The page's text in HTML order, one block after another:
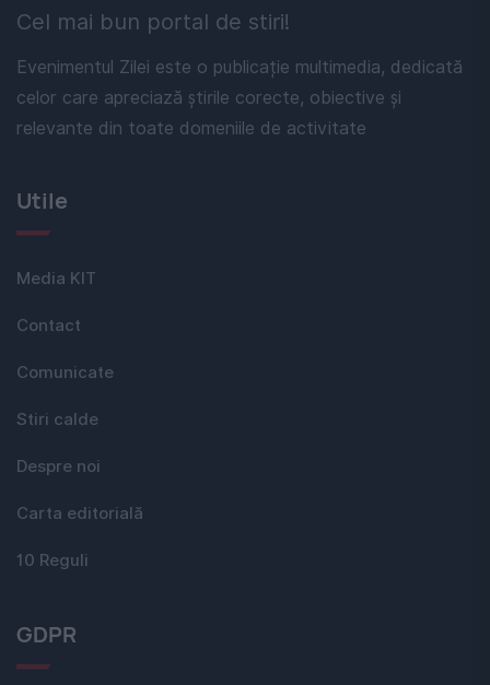
Cel mai bun portal de stiri!
Evenimentul Zilei este o publicație multimedia, dedicată
celor care apreciază știrile corecte, obiective și
relevante din toate domeniile de activitate
Utile
Media KIT
Contact
Comunicate
Stiri calde
Despre noi
Carta editorială
10 Reguli
GDPR